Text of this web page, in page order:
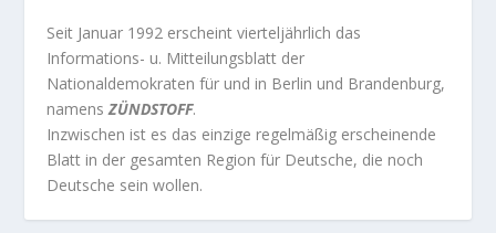
Seit Januar 1992 erscheint vierteljährlich das
Informations- u. Mitteilungsblatt der
Nationaldemokraten für und in Berlin und Brandenburg,
namensZÜNDSTOFF.
Inzwischen ist es das einzige regelmäßig erscheinende
Blatt in der gesamten Region für Deutsche, die noch
Deutsche sein wollen.